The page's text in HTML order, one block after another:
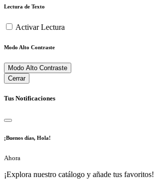
Lectura de Texto
Activar Lectura
Modo Alto Contraste
Modo Alto Contraste
Cerrar
Tus Notificaciones
¡Buenos días, Hola!
Ahora
¡Explora nuestro catálogo y añade tus favoritos!